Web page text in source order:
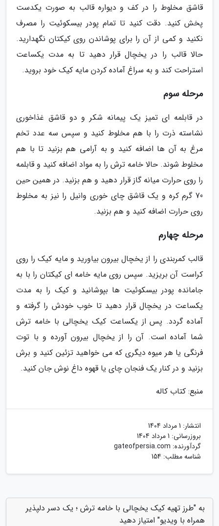
قاشق مخلوط را در کف و دیواره قالب به صورت یکدست
پخش کنید. دقت کنید تا تمام پودر بیسکوئیت را مصرف
نکنید و کمی از آن را برای پوشاندن روی کیکتان نگهدارید.
حالا قالب را در یخچال قرار دهید تا به مدت یکساعت
استراحت کند و به سراغ آماده کردن مایه کیک خود بروید.
مرحله سوم
در قابلمه ای تمیز یک پیمانه شکر و دو قاشق غذاخوری
نشاسته ذرت را با هم مخلوط کنید و سپس سه عدد تخم
مرغ به آن ها اضافه کنید و به آرامی هم بزنید تا با هم
مخلوط شوند. حالا خامه ترش را به مواد اضافه کنید و قابلمه
را روی حرارت میانه گاز قرار دهید و هم بزنید. در همین حین
70 گرم کره و یک قاشق چای خوری وانیل را نیز به مخلوط
روی حرارت اضافه کنید و هم بزنید.
مرحله چهارم
قالب کمربندی را از یخچال بیرون بیاورید و مایه کیک را روی
کراست آن بریزید. سپس روی مایه خامه ای کیکتان را با به
جامانده پودر بیسکوئیت ها بپوشانید و کیک را به مدت
یکساعت در یخچال قرار دهید تا خوب خودش را گرفته و
آماده گردد. پس از یکساعت کیک یخچالی با خامه ترش
شما آماده است. آن را از یخچال بیرون آورده و با توت
فرنگی یا هر میوه دیگری که می خواهید تزئین کنید و برش
بزنید و در کنار یک فنجان چای یا قهوه داغ نوش جان کنید.
منبع: کتاب کاله
انتشار: 1 مرداد 1404
بروزرسانی: 1 مرداد 1404
گردآورنده: gateofpersia.com
شناسه مطلب: 154
به "طرز تهیه کیک یخچالی با خامه ترش ؛ یک دسر دلپذیر
همراه با ویدیو" امتیاز دهید